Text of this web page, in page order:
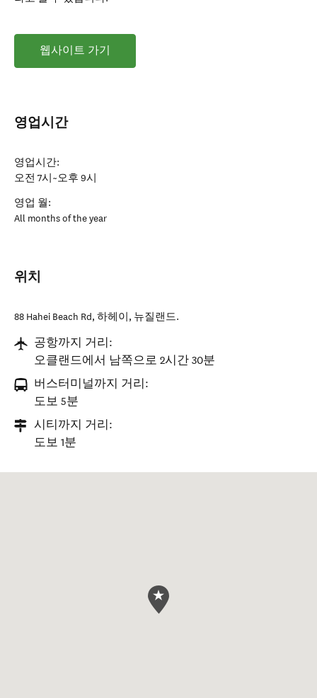
웹사이트 가기
영업시간
영업시간:
오전 7시~오후 9시
영업 월:
All months of the year
위치
88 Hahei Beach Rd, 하헤이 , 뉴질랜드.
공항까지 거리:
오클랜드에서 남쪽으로 2시간 30분
버스터미널까지 거리:
도보 5분
시티까지 거리:
도보 1분